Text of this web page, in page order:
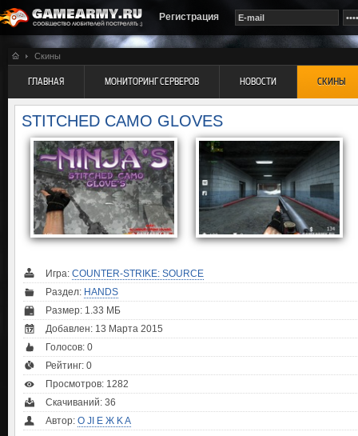
Регистрация
Скины
ГЛАВНАЯ МОНИТОРИНГ СЕРВЕРОВ НОВОСТИ СКИНЫ
STITCHED CAMO GLOVES
Игра: COUNTER-STRIKE: SOURCE
Раздел: HANDS
Размер: 1.33 МБ
Добавлен: 13 Марта 2015
Голосов: 0
Рейтинг: 0
Просмотров: 1282
Скачиваний: 36
Автор: O JI E Ж K A